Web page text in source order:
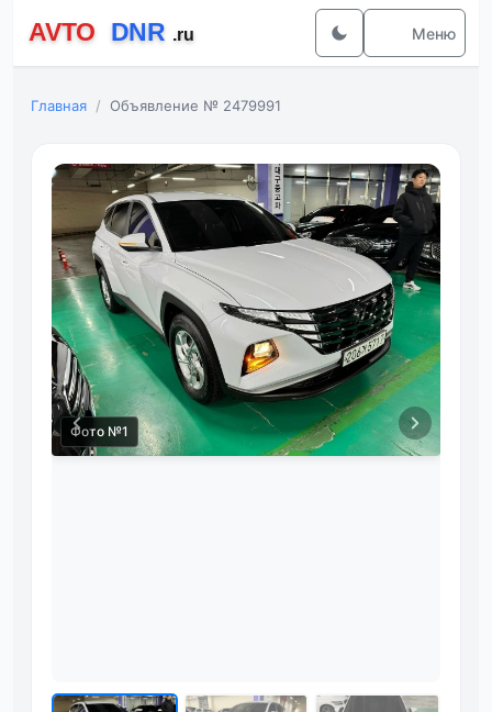
Меню
Главная Объявление № 2479991
Фото №1